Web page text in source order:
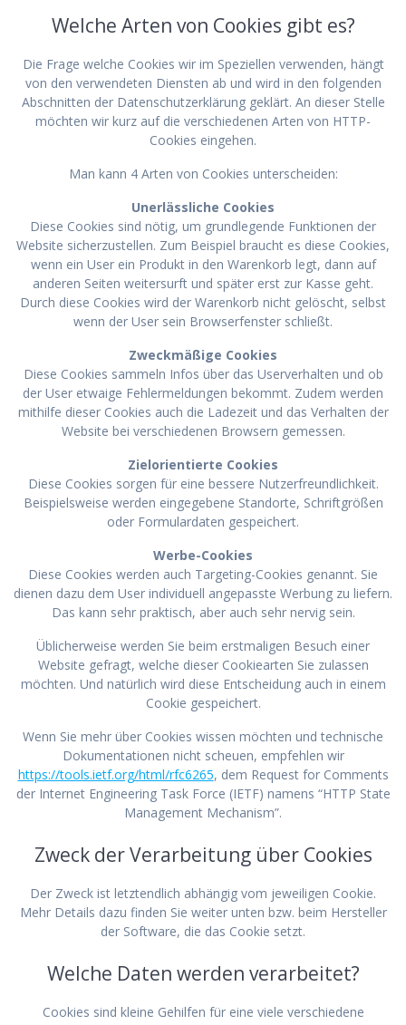
Welche Arten von Cookies gibt es?
Die Frage welche Cookies wir im Speziellen verwenden, hängt
von den verwendeten Diensten ab und wird in den folgenden
Abschnitten der Datenschutzerklärung geklärt. An dieser Stelle
möchten wir kurz auf die verschiedenen Arten von HTTP-
Cookies eingehen.
Man kann 4 Arten von Cookies unterscheiden:
Unerlässliche Cookies
Diese Cookies sind nötig, um grundlegende Funktionen der
Website sicherzustellen. Zum Beispiel braucht es diese Cookies,
wenn ein User ein Produkt in den Warenkorb legt, dann auf
anderen Seiten weitersurft und später erst zur Kasse geht.
Durch diese Cookies wird der Warenkorb nicht gelöscht, selbst
wenn der User sein Browserfenster schließt.
Zweckmäßige Cookies
Diese Cookies sammeln Infos über das Userverhalten und ob
der User etwaige Fehlermeldungen bekommt. Zudem werden
mithilfe dieser Cookies auch die Ladezeit und das Verhalten der
Website bei verschiedenen Browsern gemessen.
Zielorientierte Cookies
Diese Cookies sorgen für eine bessere Nutzerfreundlichkeit.
Beispielsweise werden eingegebene Standorte, Schriftgrößen
oder Formulardaten gespeichert.
Werbe-Cookies
Diese Cookies werden auch Targeting-Cookies genannt. Sie
dienen dazu dem User individuell angepasste Werbung zu liefern.
Das kann sehr praktisch, aber auch sehr nervig sein.
Üblicherweise werden Sie beim erstmaligen Besuch einer
Website gefragt, welche dieser Cookiearten Sie zulassen
möchten. Und natürlich wird diese Entscheidung auch in einem
Cookie gespeichert.
Wenn Sie mehr über Cookies wissen möchten und technische
Dokumentationen nicht scheuen, empfehlen wir
https://tools.ietf.org/html/rfc6265, dem Request for Comments
der Internet Engineering Task Force (IETF) namens “HTTP State
Management Mechanism”.
Zweck der Verarbeitung über Cookies
Der Zweck ist letztendlich abhängig vom jeweiligen Cookie.
Mehr Details dazu finden Sie weiter unten bzw. beim Hersteller
der Software, die das Cookie setzt.
Welche Daten werden verarbeitet?
Cookies sind kleine Gehilfen für eine viele verschiedene